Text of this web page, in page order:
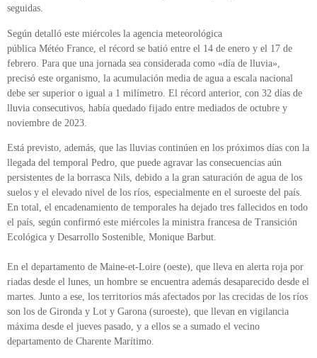
seguidas.
Según detalló este miércoles la agencia meteorológica
pública Météo France, el récord se batió entre el 14 de enero y el 17 de
febrero. Para que una jornada sea considerada como «día de lluvia»,
precisó este organismo, la acumulación media de agua a escala nacional
debe ser superior o igual a 1 milímetro. El récord anterior, con 32 días de
lluvia consecutivos, había quedado fijado entre mediados de octubre y
noviembre de 2023.
Está previsto, además, que las lluvias continúen en los próximos días con la
llegada del temporal Pedro, que puede agravar las consecuencias aún
persistentes de la borrasca Nils, debido a la gran saturación de agua de los
suelos y el elevado nivel de los ríos, especialmente en el suroeste del país.
En total, el encadenamiento de temporales ha dejado tres fallecidos en todo
el país, según confirmó este miércoles la ministra francesa de Transición
Ecológica y Desarrollo Sostenible, Monique Barbut.
En el departamento de Maine-et-Loire (oeste), que lleva en alerta roja por
riadas desde el lunes, un hombre se encuentra además desaparecido desde el
martes. Junto a ese, los territorios más afectados por las crecidas de los ríos
son los de Gironda y Lot y Garona (suroeste), que llevan en vigilancia
máxima desde el jueves pasado, y a ellos se a sumado el vecino
departamento de Charente Marítimo.